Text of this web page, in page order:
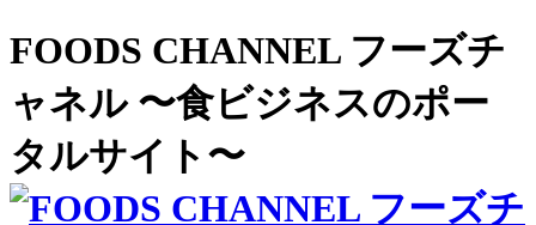
FOODS CHANNEL フーズチ
ャネル 〜食ビジネスのポー
タルサイト〜